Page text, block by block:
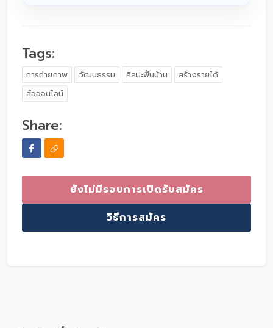
Tags:
การถ่ายภาพ วัฒนธรรม ศิลปะพื้นบ้าน
สร้างรายได้
สื่อออนไลน์
Share:
ยังไม่มีรอบการเปิดรับสมัคร
วิธีการสมัคร